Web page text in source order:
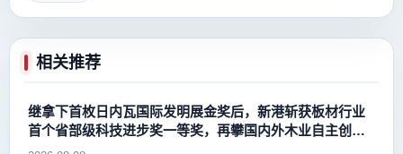
相关推荐
继拿下首枚日内瓦国际发明展金奖后，新港斩获板材行业
首个省部级科技进步奖一等奖，再攀国内外木业自主创新
新高峰